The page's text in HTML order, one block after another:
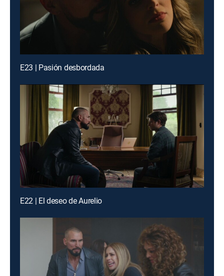
E23 | Pasión desbordada
E22 | El deseo de Aurelio